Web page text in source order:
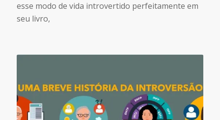
esse modo de vida introvertido perfeitamente em
seu livro,